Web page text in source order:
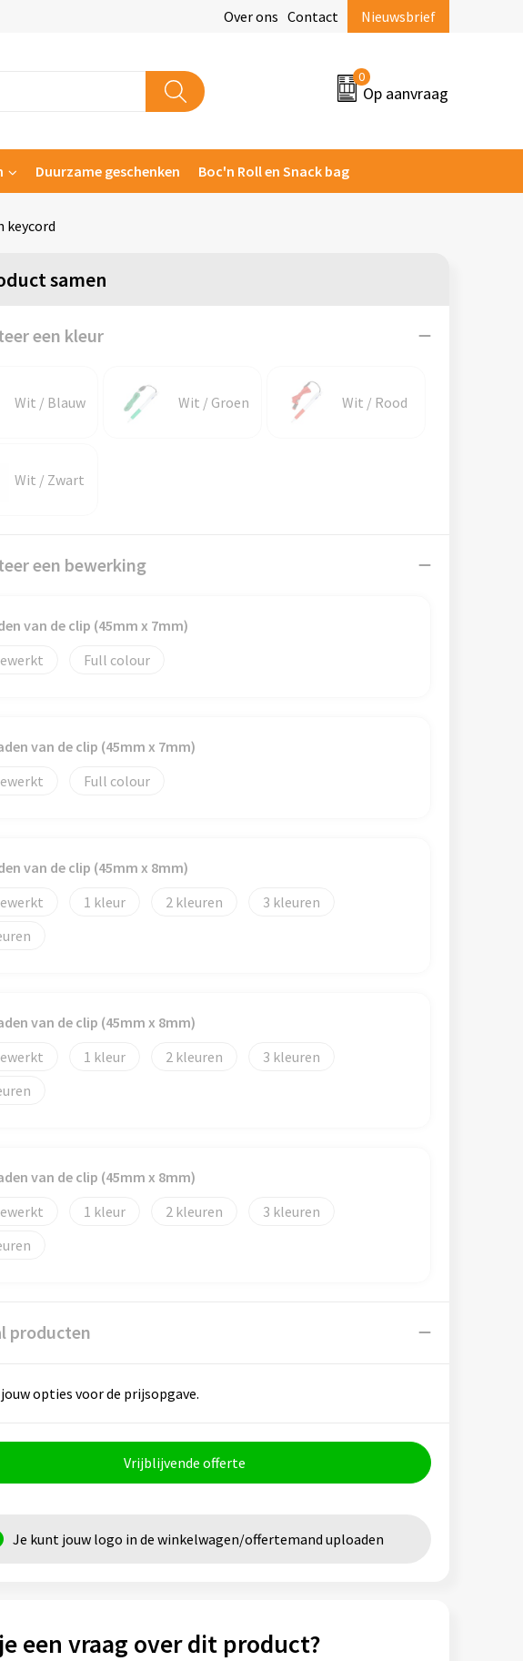
Over ons Contact Nieuwsbrief
0
Op aanvraag
Duurzame geschenken Boc'n Roll en Snack bag
keycord
samen
een kleur
Wit / Blauw Wit / Groen Wit / Rood
Wit / Zwart
een bewerking
van de clip (45mm x 7mm)
Full colour
van de clip (45mm x 7mm)
Full colour
van de clip (45mm x 8mm)
1 2
3
van de clip (45mm x 8mm)
1 2
3
van de clip (45mm x 8mm)
1 2
3
producten
opties voor de prijsopgave.
Vrijblijvende offerte
Je kunt jouw logo in de winkelwagen/offertemand uploaden
een vraag over dit product?